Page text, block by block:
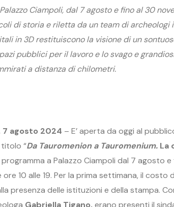
Ciampoli, dal 7 agosto e fino al 30
di storia e riletta da un team di
in 3D restituiscono la visione di un
pubblici per il lavoro e lo svago e
a distanza di chilometri.
7 agosto 2024 – E’ aperta da oggi al
“Da Tauromenion a Tauromenium. La
programma a Palazzo Ciampoli dal 7 agosto
10 alle 19. Per la prima settimana, il costo
presenza delle istituzioni e della stampa.
Gabriella Tigano, erano presenti il